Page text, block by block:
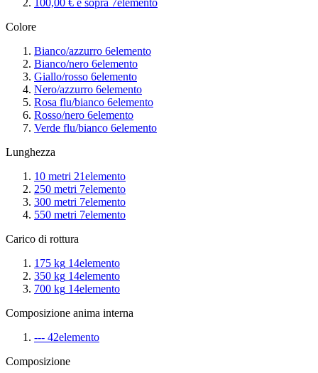
100,00 € e sopra 7elemento
Colore
Bianco/azzurro 6elemento
Bianco/nero 6elemento
Giallo/rosso 6elemento
Nero/azzurro 6elemento
Rosa flu/bianco 6elemento
Rosso/nero 6elemento
Verde flu/bianco 6elemento
Lunghezza
10 metri 21elemento
250 metri 7elemento
300 metri 7elemento
550 metri 7elemento
Carico di rottura
175 kg 14elemento
350 kg 14elemento
700 kg 14elemento
Composizione anima interna
--- 42elemento
Composizione